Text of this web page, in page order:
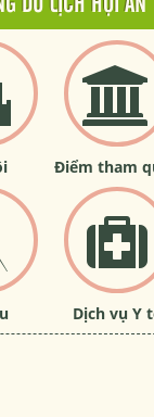
DU LỊCH HỘI AN
Điểm tham
Dịch vụ Y